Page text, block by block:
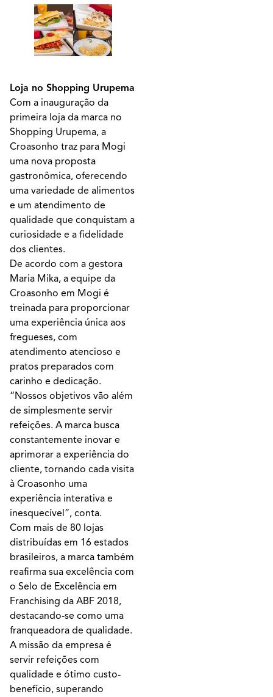
Loja no Shopping Urupema
Com a inauguração da
primeira loja da marca no
Shopping Urupema, a
Croasonho traz para Mogi
uma nova proposta
gastronômica, oferecendo
uma variedade de alimentos
e um atendimento de
qualidade que conquistam a
curiosidade e a fidelidade
dos clientes.
De acordo com a gestora
Maria Mika, a equipe da
Croasonho em Mogi é
treinada para proporcionar
uma experiência única aos
fregueses, com
atendimento atencioso e
pratos preparados com
carinho e dedicação.
“Nossos objetivos vão além
de simplesmente servir
refeições. A marca busca
constantemente inovar e
aprimorar a experiência do
cliente, tornando cada visita
à Croasonho uma
experiência interativa e
inesquecível”, conta.
Com mais de 80 lojas
distribuídas em 16 estados
brasileiros, a marca também
reafirma sua excelência com
o Selo de Excelência em
Franchising da ABF 2018,
destacando-se como uma
franqueadora de qualidade.
A missão da empresa é
servir refeições com
qualidade e ótimo custo-
benefício, superando